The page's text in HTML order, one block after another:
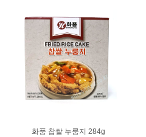
화풍 찹쌀 누룽지 284g